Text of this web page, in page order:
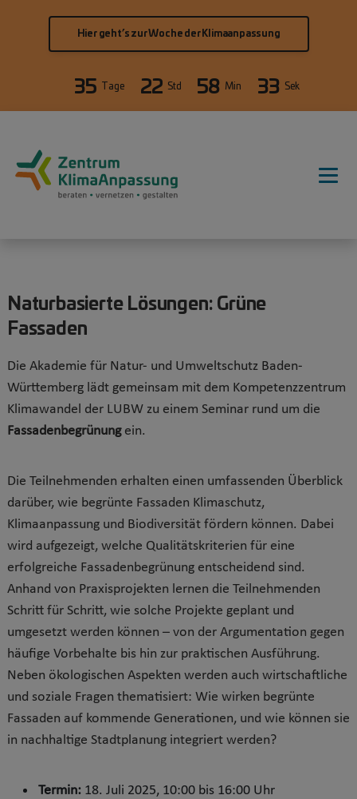
Hier geht’s zur Woche der Klimaanpassung
35 Tage 22 Std 58 Min 33 Sek
Naturbasierte Lösungen: Grüne
Fassaden
Die Akademie für Natur- und Umweltschutz Baden-
Württemberg lädt gemeinsam mit dem Kompetenzzentrum
Klimawandel der LUBW zu einem Seminar rund um die
Fassadenbegrünungein.
Die Teilnehmenden erhalten einen umfassenden Überblick
darüber, wie begrünte Fassaden Klimaschutz,
Klimaanpassung und Biodiversität fördern können. Dabei
wird aufgezeigt, welche Qualitätskriterien für eine
erfolgreiche Fassadenbegrünung entscheidend sind.
Anhand von Praxisprojekten lernen die Teilnehmenden
Schritt für Schritt, wie solche Projekte geplant und
umgesetzt werden können – von der Argumentation gegen
häufige Vorbehalte bis hin zur praktischen Ausführung.
Neben ökologischen Aspekten werden auch wirtschaftliche
und soziale Fragen thematisiert: Wie wirken begrünte
Fassaden auf kommende Generationen, und wie können sie
in nachhaltige Stadtplanung integriert werden?
Termin: 18. Juli 2025, 10:00 bis 16:00 Uhr